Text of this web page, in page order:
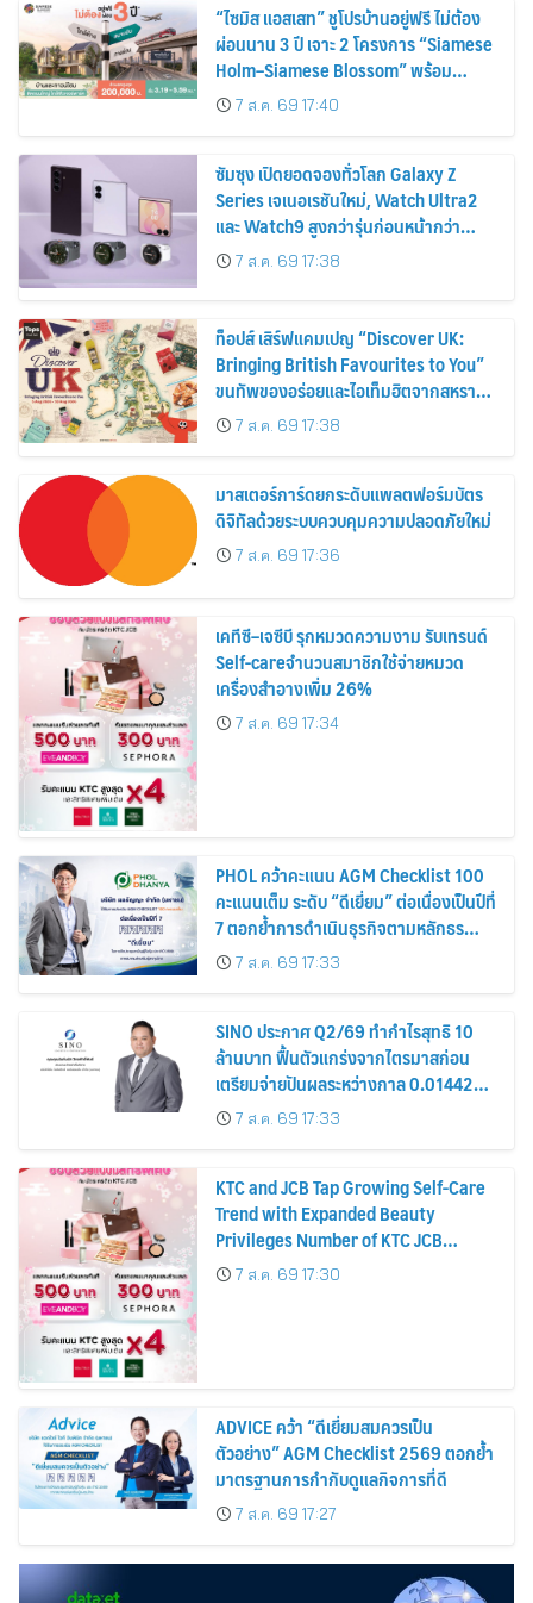
“ไซมิส แอสเสท” ชูโปรบ้านอยู่ฟรี ไม่ต้อง
ผ่อนนาน 3 ปี เจาะ 2 โครงการ “Siamese
Holm–Siamese Blossom” พร้อม
ส่วนลดและสิทธิพิเศษถึง 31 สิงหาคม
2569
7 ส.ค. 69 17:40
ซัมซุง เปิดยอดจองทั่วโลก Galaxy Z
Series เจเนอเรชันใหม่, Watch Ultra2
และ Watch9 สูงกว่ารุ่นก่อนหน้ากว่า
30%7 ส.ค. 69 17:38
ท็อปส์ เสิร์ฟแคมเปญ “Discover UK:
Bringing British Favourites to You”
ขนทัพของอร่อยและไอเท็มฮิตจากสหราช
อาณาจักร ส่งตรงถึงมือตั้งแต่วันนี้ – 18
สิงหาคมนี้
7 ส.ค. 69 17:38
มาสเตอร์การ์ดยกระดับแพลตฟอร์มบัตร
ดิจิทัลด้วยระบบควบคุมความปลอดภัยใหม่
7 ส.ค. 69 17:36
เคทีซี–เจซีบี รุกหมวดความงาม รับเทรนด์
Self-careจำนวนสมาชิกใช้จ่ายหมวด
เครื่องสำอางเพิ่ม 26%
7 ส.ค. 69 17:34
PHOL คว้าคะแนน AGM Checklist 100
คะแนนเต็ม ระดับ “ดีเยี่ยม” ต่อเนื่องเป็นปีที่
7 ตอกย้ำการดำเนินธุรกิจตามหลักธร
รมาภิบาล โปร่งใส สร้างความเชื่อมั่นผู้ถือ
หุ้น
7 ส.ค. 69 17:33
SINO ประกาศ Q2/69 ทำกำไรสุทธิ 10
ล้านบาท ฟื้นตัวแกร่งจากไตรมาสก่อน
เตรียมจ่ายปันผลระหว่างกาล 0.014423
บาทต่อหุ้น ครึ่งปีหลังมุ่งเติบโตต่อเนื่อง
7 ส.ค. 69 17:33
KTC and JCB Tap Growing Self-Care
Trend with Expanded Beauty
Privileges Number of KTC JCB
Cardmembers Spending on
Cosmetics Rises 26%
7 ส.ค. 69 17:30
ADVICE คว้า “ดีเยี่ยมสมควรเป็น
ตัวอย่าง” AGM Checklist 2569 ตอกย้ำ
มาตรฐานการกำกับดูแลกิจการที่ดี
7 ส.ค. 69 17:27